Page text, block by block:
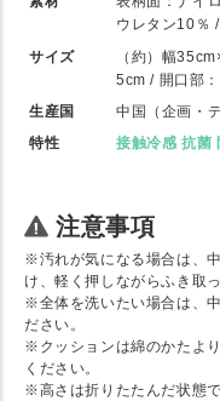
ウレタン10％
サイズ
（約）幅
5cm / 開口部
生産国
中国（企画・
特性
接触冷感 抗菌
注意事項
※汚れが気になる場合は、
け、軽く押しながらふき取
※全体を洗いたい場合は、
ださい。
※クッションは綿のかたよ
ください。
※高さは折りたたんだ状態